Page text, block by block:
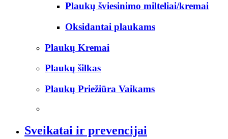
Plaukų šviesinimo milteliai/kremai
Oksidantai plaukams
Plaukų Kremai
Plaukų šilkas
Plaukų Priežiūra Vaikams
Sveikatai ir prevencijai